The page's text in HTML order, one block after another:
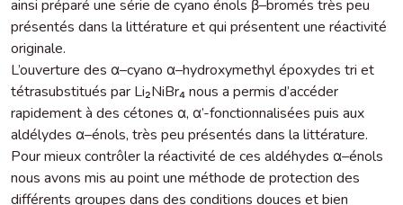
ainsi préparé une série de cyano énols β–bromés très peu
présentés dans la littérature et qui présentent une réactivité
originale.
L’ouverture des α–cyano α–hydroxymethyl époxydes tri et
tétrasubstitués par Li₂NiBr₄ nous a permis d’accéder
rapidement à des cétones α, α’-fonctionnalisées puis aux
aldélydes α–énols, très peu présentés dans la littérature.
Pour mieux contrôler la réactivité de ces aldéhydes α–énols
nous avons mis au point une méthode de protection des
différents groupes dans des conditions douces et bien